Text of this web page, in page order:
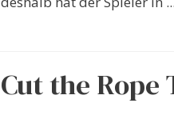
Cut the Rope